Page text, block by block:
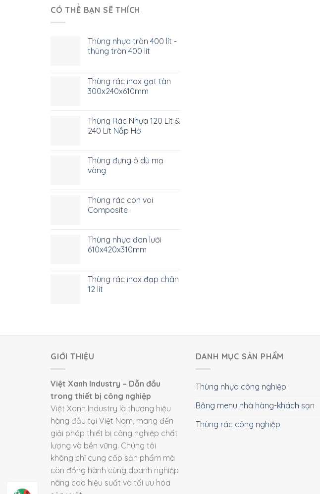
CÓ THỂ BẠN SẼ THÍCH
Thùng nhựa tròn 400 lít -
thùng tròn 400 lít
Thùng rác inox gạt tàn
300x240x610mm
Thùng Rác Nhựa 120 Lít &
240 Lít Nắp Hở
Thùng đựng ô dù mạ
vàng
Thùng rác con voi
Composite
Thùng nhựa đan lưới
610x420x310mm
Thùng rác inox đạp chân
12 lít
GIỚI THIỆU
Việt Xanh Industry – Dẫn đầu
trong thiết bị công nghiệp
Việt Xanh Industry là thương hiệu
hàng đầu tại Việt Nam, mang đến
giải pháp thiết bị công nghiệp chất
lượng và bền vững. Chúng tôi
không chỉ cung cấp sản phẩm mà
còn đồng hành cùng doanh nghiệp
nâng cao hiệu suất và tối ưu hóa
DANH MỤC SẢN PHẨM
Thùng nhựa công nghiệp
Bảng menu nhà hàng-khách sạn
Thùng rác công nghiệp